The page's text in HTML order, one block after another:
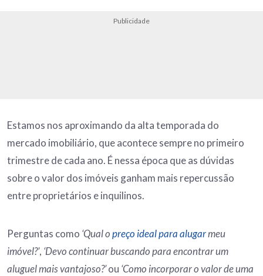
Publicidade
Estamos nos aproximando da alta temporada do
mercado imobiliário, que acontece sempre no primeiro
trimestre de cada ano. É nessa época que as dúvidas
sobre o valor dos imóveis ganham mais repercussão
entre proprietários e inquilinos.
Perguntas como ‘Qual opreço ideal para alugarmeu
imóvel?’, ‘Devo continuar buscando para encontrar um
aluguel mais vantajoso?’ou ‘Como incorporar o valor de uma